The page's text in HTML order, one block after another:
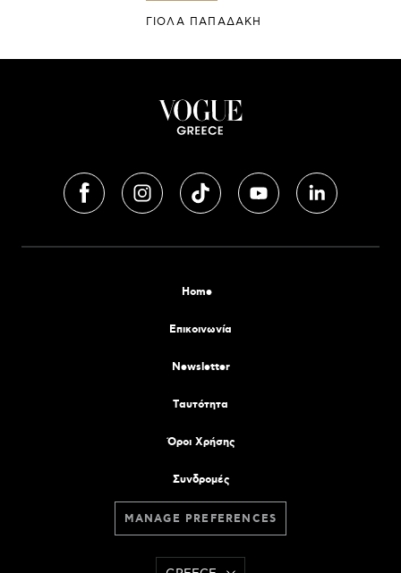
ΓΙΌΛΑ ΠΑΠΑΔΆΚΗ
Home
Επικοινωνία
Newsletter
Tαυτότητα
Όροι Χρήσης
Συνδρομές
MANAGE PREFERENCES